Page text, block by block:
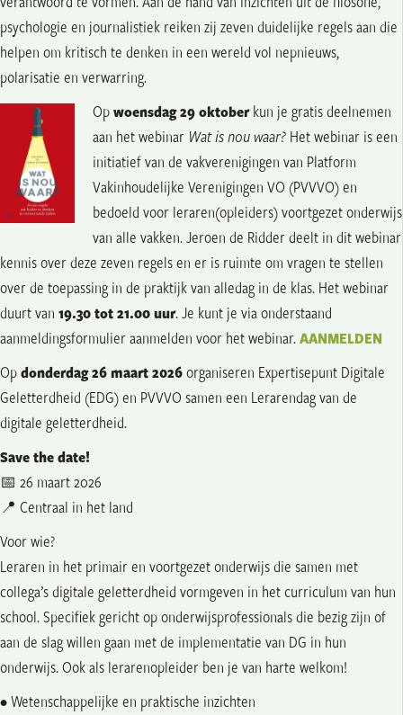
psychologie en journalistiek reiken zij zeven duidelijke regels aan die
helpen om kritisch te denken in een wereld vol nepnieuws,
polarisatie en verwarring.
Opwoensdag 29 oktoberkun je gratis deelnemen
aan het webinar Wat is nou waar? Het webinar is een
initiatief van de vakverenigingen van Platform
Vakinhoudelijke Verenigingen VO (PVVVO) en
bedoeld voor leraren(opleiders) voortgezet onderwijs
van alle vakken.Jeroen de Ridder deelt in dit webinar
kennis over deze zeven regels en er is ruimte om vragen te stellen
over de toepassing in de praktijk van alledag in de klas. Het webinar
duurt van 19.30 tot 21.00 uur.Je kunt je via onderstaand
aanmeldingsformulier aanmelden voor het webinar.AANMELDEN
Opdonderdag 26 maart 2026organiseren Expertisepunt Digitale
Geletterdheid (EDG) en PVVVO samen een Lerarendag van de
digitale geletterdheid.
Save the date!
📅 26 maart 2026
📍 Centraal in het land
Voor wie?
Leraren in het primair en voortgezet onderwijs die samen met
collega’s digitale geletterdheid vormgeven in het curriculum van hun
school. Specifiek gericht op onderwijsprofessionals die bezig zijn of
aan de slag willen gaan met de implementatie van DG in hun
onderwijs. Ook als lerarenopleider ben je van harte welkom!
• Wetenschappelijke en praktische inzichten